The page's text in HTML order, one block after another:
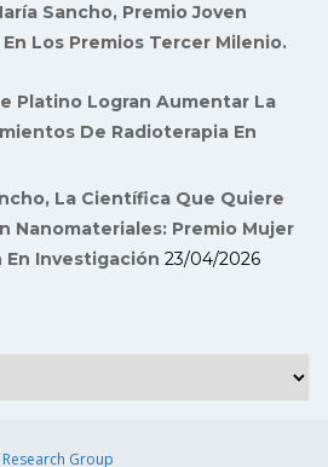
Sancho, Premio Joven
Los Premios Tercer Milenio.
Platino Logran Aumentar La
De Radioterapia En
La Científica Que Quiere
Nanomateriales: Premio Mujer
Investigación 23/04/2026
Research Group